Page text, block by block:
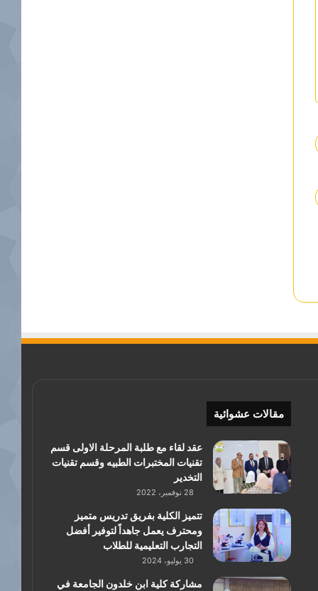
مقالات عشوائية
عقد لقاء مع طلبة المرحلة الاولى قسم
تقنيات المختبرات الطبيه وقسم تقنيات
التخدير
28 نوفمبر، 2022
تتميز الكلية بفريق تدريس متميز
ومحترف يعمل جاهداً لتوفير أفضل
التجارب التعليمية للطلاب
30 يوليو، 2024
مشاركة كلية ابن خلدون الجامعة في